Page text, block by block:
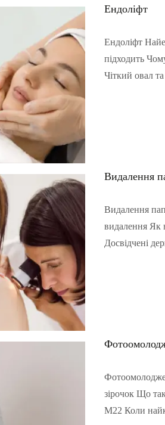
Ендоліфт
Ендоліфт
підходить
Чіткий овал
Видалення
Видалення
видалення Як
Досвідчені
зірочок Що
M22 Коли